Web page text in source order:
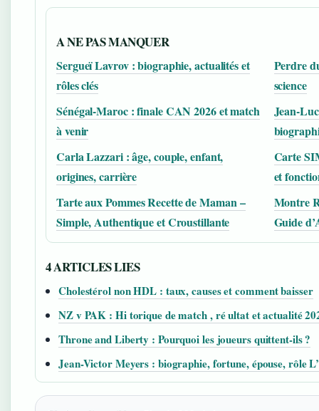
A NE PAS MANQUER
Sergueï Lavrov : biographie, actualités et
rôles clés
Perdre
science
Sénégal-Maroc : finale CAN 2026 et match
à venir
Jean-
Carla Lazzari : âge, couple, enfant,
origines, carrière
Carte
et
Tarte aux Pommes Recette de Maman –
Simple, Authentique et Croustillante
Montre
Guide
4 ARTICLES LIES
Cholestérol non HDL : taux, causes et comment baisser
NZ v PAK : Hi torique de match , ré ultat et actualité
Throne and Liberty : Pourquoi les joueurs quittent-ils ?
Jean-Victor Meyers : biographie, fortune, épouse, rôle